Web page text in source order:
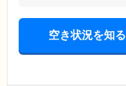
空き状況を知る